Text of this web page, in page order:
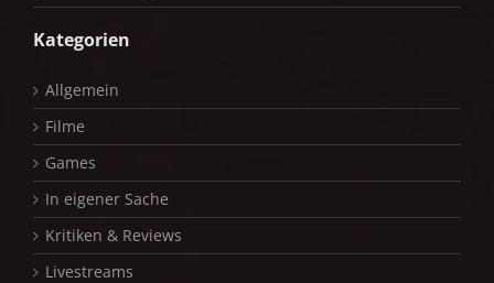
Kategorien
Allgemein
Filme
Games
In eigener Sache
Kritiken & Reviews
Livestreams